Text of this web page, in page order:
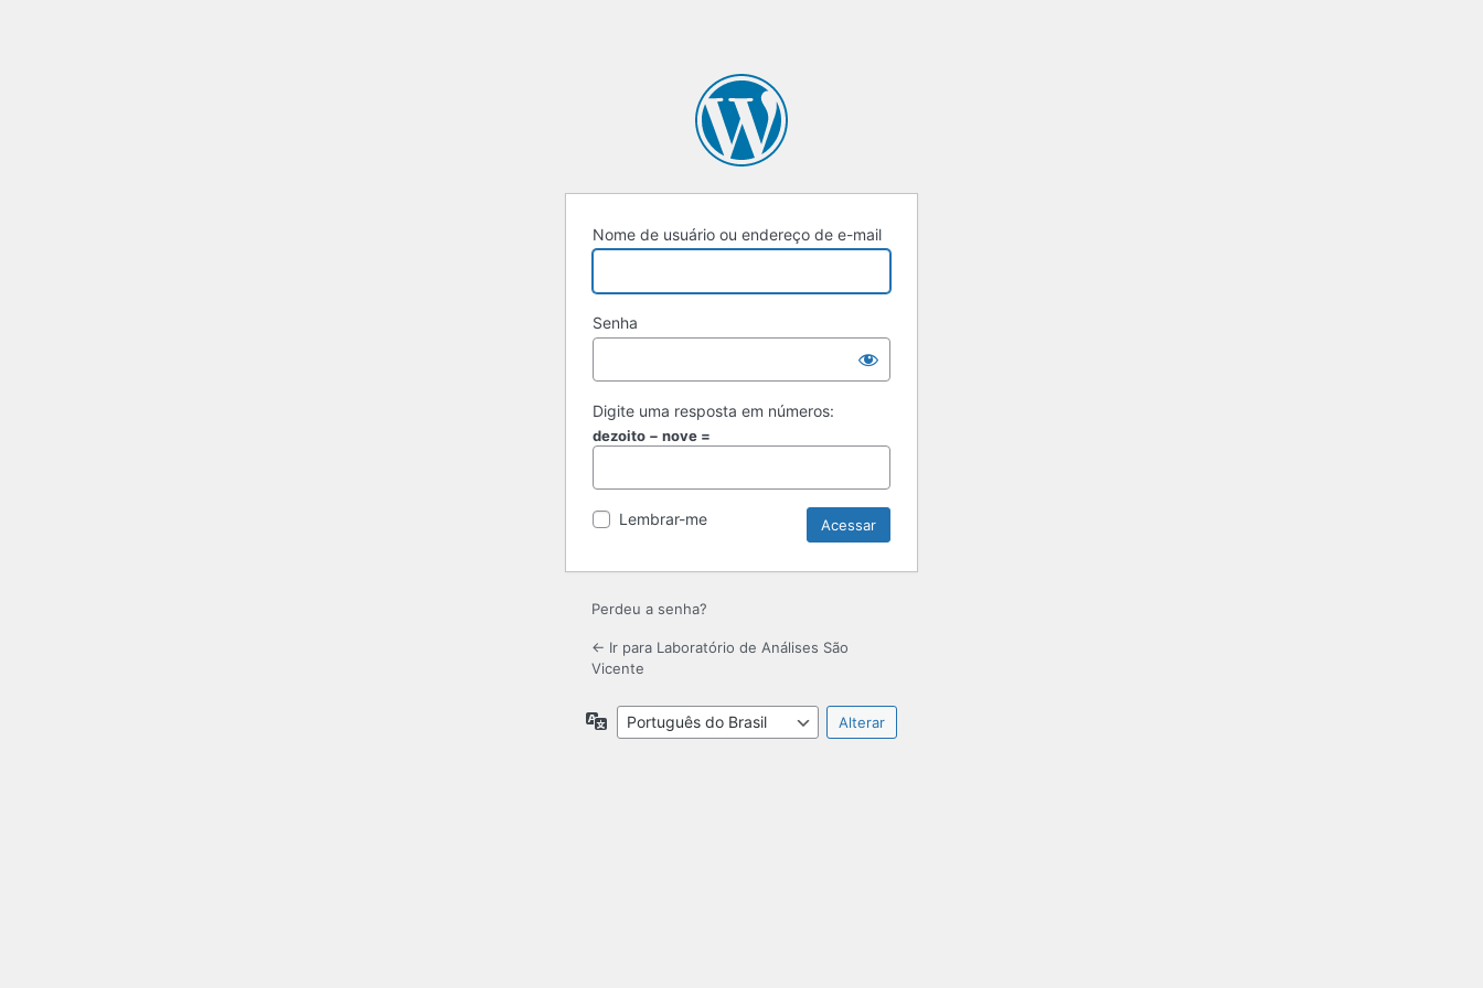
Nome de usuário ou endereço de e-mail
Senha
Digite uma resposta em números:
dezoito − nove =
Lembrar-me
Perdeu a senha?
← Ir para Laboratório de Análises São
Vicente
Idioma